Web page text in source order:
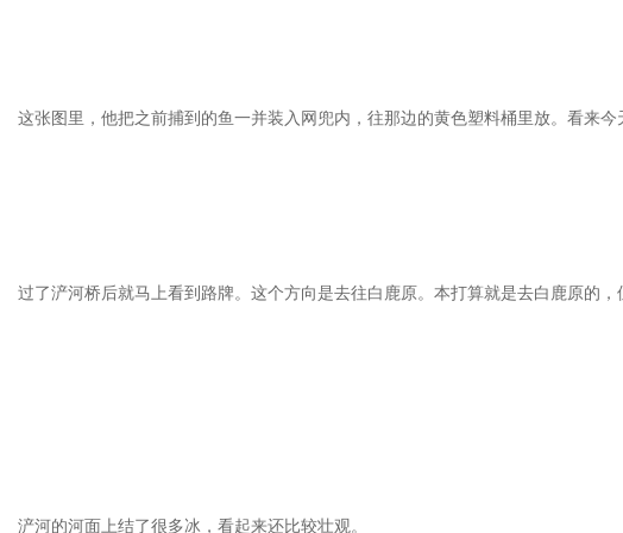
这张图里，他把之前捕到的鱼一并装入网兜内，往那边的黄色塑料桶里放。看来今
过了浐河桥后就马上看到路牌。这个方向是去往白鹿原。本打算就是去白鹿原的
浐河的河面上结了很多冰，看起来还比较壮观。